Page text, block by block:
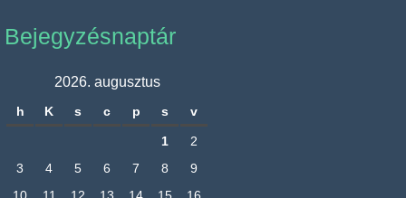
Bejegyzésnaptár
2026. augusztus
h K s c p s v
1
2
3
4 5 6 7 8
9
10
11 12 13 14 15
16